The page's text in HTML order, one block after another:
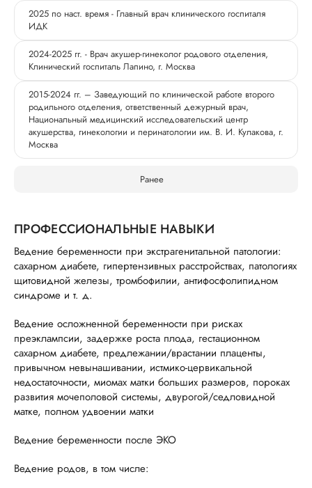
2025 по наст. время - Главный врач клинического госпиталя
ИДК
2024-2025 гг. - Врач акушер-гинеколог родового отделения,
Клинический госпиталь Лапино, г. Москва
2015-2024 гг. – Заведующий по клинической работе второго
родильного отделения, ответственный дежурный врач,
Национальный медицинский исследовательский центр
акушерства, гинекологии и перинатологии им. В. И. Кулакова, г.
Москва
Ранее
ПРОФЕССИОНАЛЬНЫЕ НАВЫКИ
Ведение беременности при экстрагенитальной патологии:
сахарном диабете, гипертензивных расстройствах, патологиях
щитовидной железы, тромбофилии, антифосфолипидном
синдроме и т. д.
Ведение осложненной беременности при рисках
преэклампсии, задержке роста плода, гестационном
сахарном диабете, предлежании/врастании плаценты,
привычном невынашивании, истмико-цервикальной
недостаточности, миомах матки больших размеров, пороках
развития мочеполовой системы, двурогой/седловидной
матке, полном удвоении матки
Ведение беременности после ЭКО
Ведение родов, в том числе: